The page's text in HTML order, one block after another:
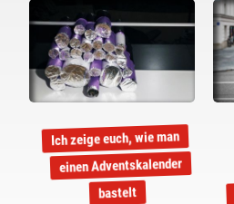
Ich zeige euch, wie man
einen Adventskalender
bastelt